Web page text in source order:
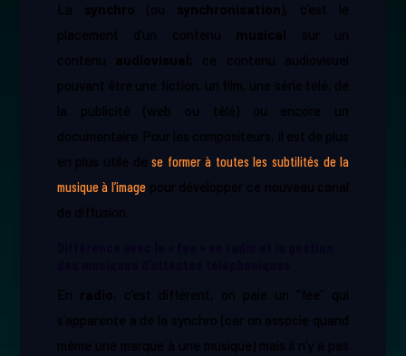
La synchro (ou ​ synchronisation​), c’est le
placement d’un contenu ​ musical sur un
contenu audiovisuel​; ce contenu audiovisuel
pouvant être une fiction, un film, une série télé, de
la publicité (web ou télé) ou encore un
documentaire. Pour les compositeurs, il est de plus
en plus utile dese former à toutes les subtilités de la
musique à l’image pour développer ce nouveau canal
de diffusion.
En ​ radio ​, c’est différent, on paie un “fee“ qui
s’apparente à de la synchro (car on associe quand
même une marque à une musique) mais il n’y a pas